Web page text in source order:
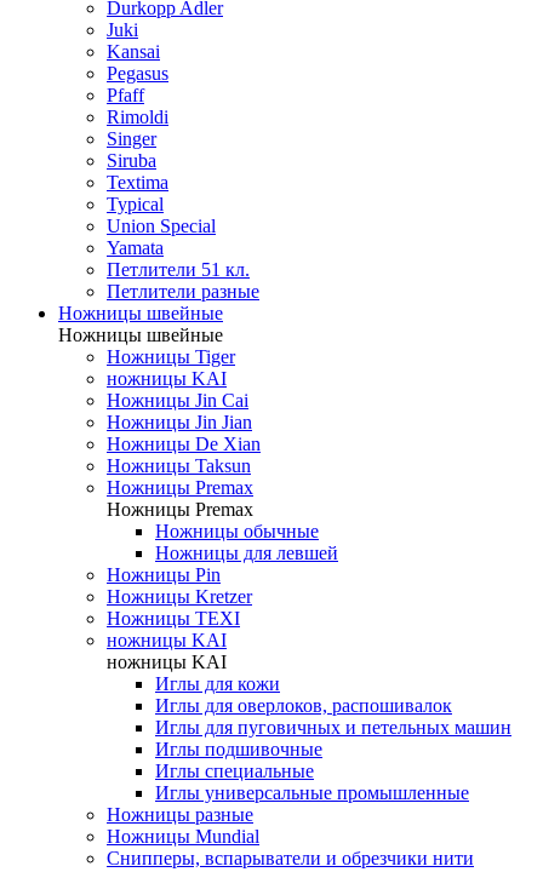
Durkopp Adler
Juki
Kansai
Pegasus
Pfaff
Rimoldi
Singer
Siruba
Textima
Typical
Union Special
Yamata
Петлители 51 кл.
Петлители разные
Ножницы швейные
Ножницы швейные
Ножницы Tiger
ножницы KAI
Ножницы Jin Cai
Ножницы Jin Jian
Ножницы De Xian
Ножницы Taksun
Ножницы Premax
Ножницы Premax
Ножницы обычные
Ножницы для левшей
Ножницы Pin
Ножницы Kretzer
Ножницы TEXI
ножницы KAI
ножницы KAI
Иглы для кожи
Иглы для оверлоков, распошивалок
Иглы для пуговичных и петельных машин
Иглы подшивочные
Иглы специальные
Иглы универсальные промышленные
Ножницы разные
Ножницы Mundial
Снипперы, вспарыватели и обрезчики нити